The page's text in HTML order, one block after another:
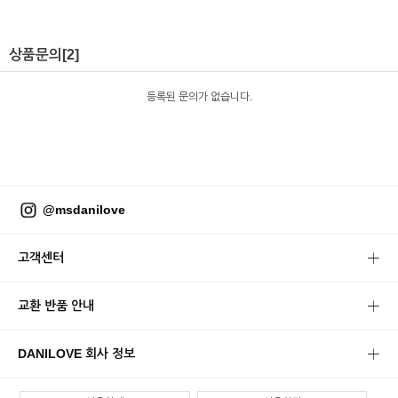
상품문의 [2]
등록된 문의가 없습니다.
@msdanilove
고객센터
교환 반품 안내
DANILOVE 회사 정보